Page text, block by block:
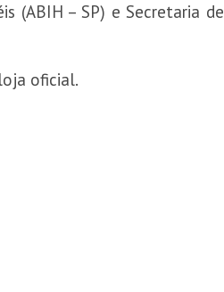
(ABIH – SP) e Secretaria de
oficial.